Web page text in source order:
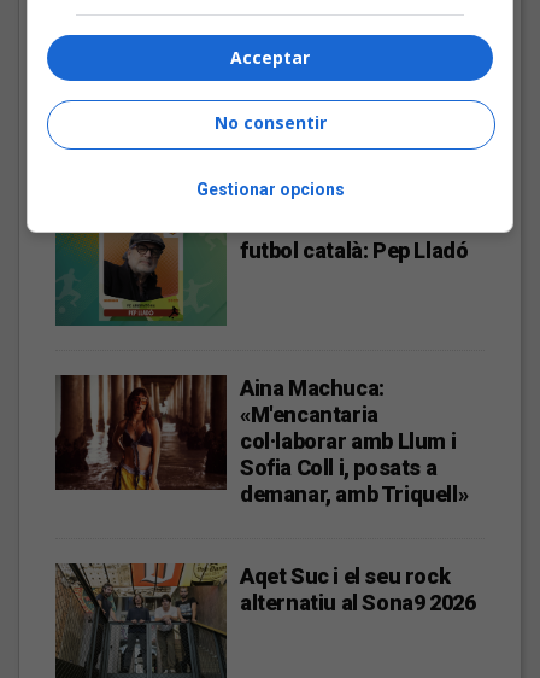
El punk-pop de Beni
Dolores al Sona9 2026
futbol català: Pep Lladó
Aina Machuca:
«M'encantaria
col·laborar amb Llum i
Sofia Coll i, posats a
demanar, amb Triquell»
Aqet Suc i el seu rock
alternatiu al Sona9 2026
Acceptar
No consentir
Gestionar opcions